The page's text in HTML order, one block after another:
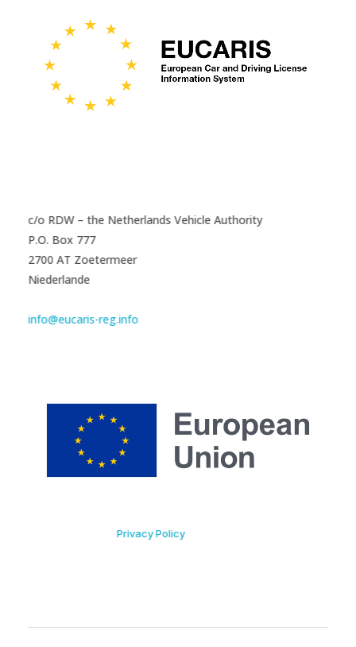
c/o RDW – the Netherlands Vehicle Authority
P.O. Box 777
2700 AT Zoetermeer
Niederlande
info@eucaris-reg.info
Privacy Policy